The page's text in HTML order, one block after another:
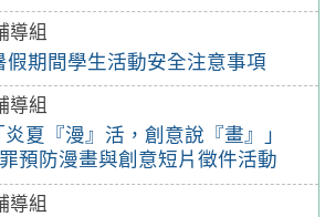
導組
假期間學生活動安全注意事項
導組
夏『漫』活，創意說『畫』」
預防漫畫與創意短片徵件活動
導組